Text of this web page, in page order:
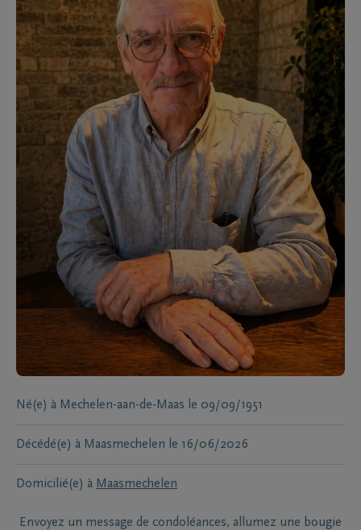
Né(e) à Mechelen-aan-de-Maas le 09/09/1951
Décédé(e) à Maasmechelen le 16/06/2026
Domicilié(e) à Maasmechelen
Envoyez un message de condoléances, allumez une bougie